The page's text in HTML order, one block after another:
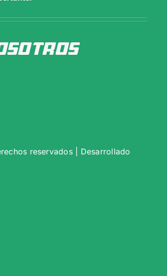
reservados | Desarrollado